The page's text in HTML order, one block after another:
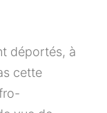
déportés, à
cette